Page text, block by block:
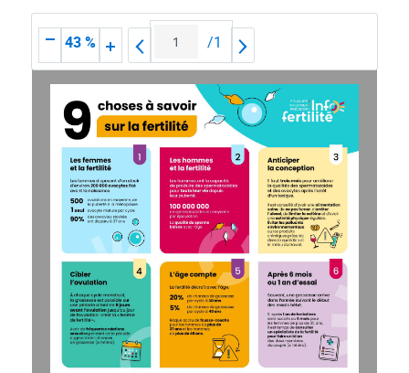
43 % /1